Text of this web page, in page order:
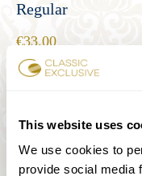
This website uses
We use cookies to
provide social media
Regular
33.00
27.00